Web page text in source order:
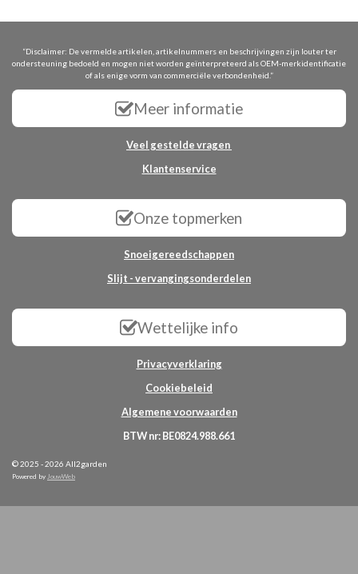
“Disclaimer: De vermelde artikelen, artikelnummers en beschrijvingen zijn louter ter
ondersteuning bedoeld en mogen niet worden geïnterpreteerd als OEM-merkidentificatie
of als enige vorm van commerciële verbondenheid.”
Meer informatie
Veel gestelde vragen
Klantenservice
Onze topmerken
Snoeigereedschappen
Slijt - vervangingsonderdelen
Wettelijke info
Privacyverklaring
Cookiebeleid
Algemene voorwaarden
BTW nr: BE0824.988.661
© 2025 - 2026 All2garden
Powered by JouwWeb